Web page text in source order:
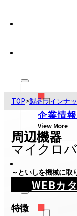
企業情報
View More
TOP>製品ラインナ
周辺機器
マイクロ
～といしを機械に取
WEBカ
特徴